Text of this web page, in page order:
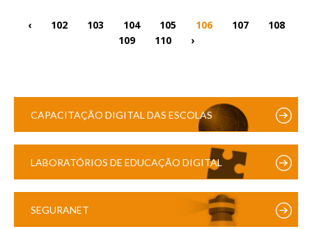
‹ 102 103 104 105 106 107
108
109
110 ›
CAPACITAÇÃO DIGITAL DAS ESCOLAS
LABORATÓRIOS DE EDUCAÇÃO DIGITAL
SEGURANET